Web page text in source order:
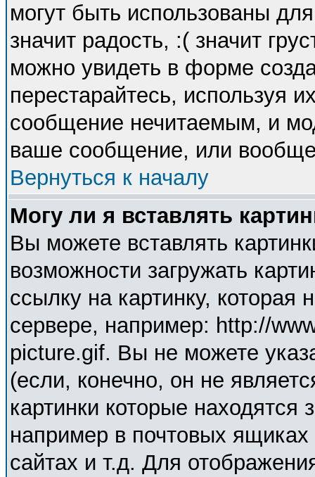
могут быть использованы
значит радость, :( значит
можно увидеть в форме
перестарайтесь, используя
сообщение нечитаемым, и
ваше сообщение, или вообще
Вернуться к началу
Могу ли я вставлять
Вы можете вставлять
возможности загружать
ссылку на картинку,
сервере, например: http://
picture.gif. Вы не можете
(если, конечно, он не
картинки которые
например в почтовых
сайтах и т.д. Для